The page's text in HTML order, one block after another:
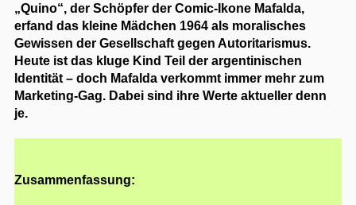
„Quino“, der Schöpfer der Comic-Ikone Mafalda,
erfand das kleine Mädchen 1964 als moralisches
Gewissen der Gesellschaft gegen Autoritarismus.
Heute ist das kluge Kind Teil der argentinischen
Identität – doch Mafalda verkommt immer mehr zum
Marketing-Gag. Dabei sind ihre Werte aktueller denn
je.
Zusammenfassung: